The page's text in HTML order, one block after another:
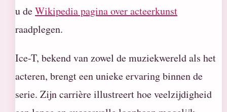
u deWikipedia pagina over acteerkunst
raadplegen.
Ice-T, bekend van zowel de muziekwereld als het
acteren, brengt een unieke ervaring binnen de
serie. Zijn carrière illustreert hoe veelzijdigheid